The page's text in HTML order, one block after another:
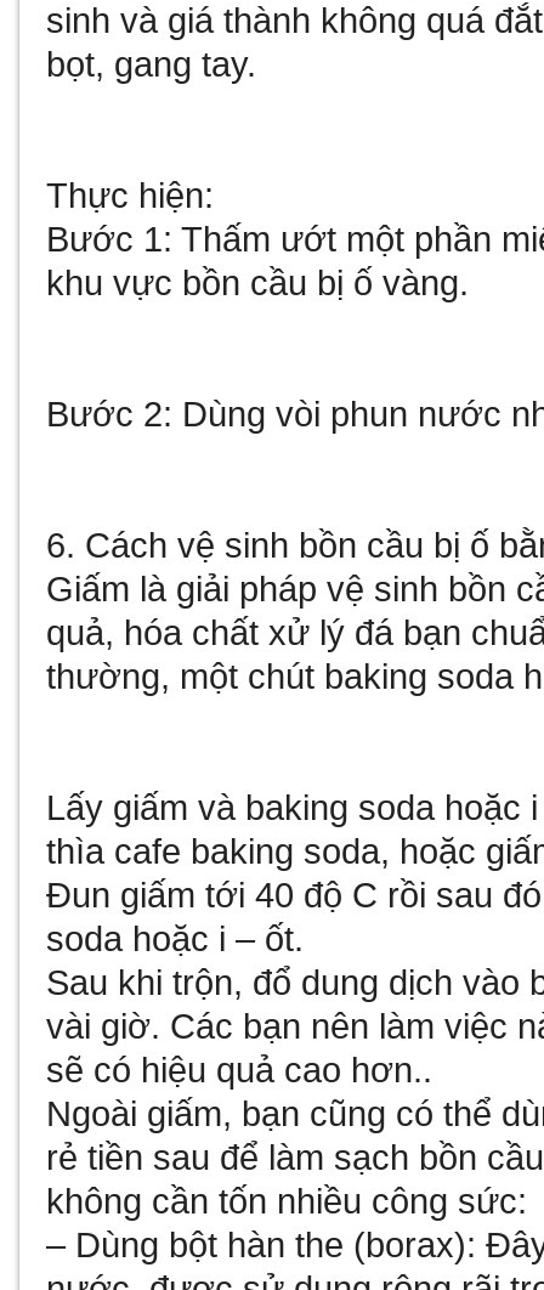
sinh và giá thành không quá
bọt, gang tay.
Thực hiện:
Bước 1: Thấm ướt một phần
khu vực bồn cầu bị ố vàng.
Bước 2: Dùng vòi phun nước
6. Cách vệ sinh bồn cầu bị ố
Giấm là giải pháp vệ sinh bồn
quả, hóa chất xử lý đá bạn
thường, một chút baking soda
Lấy giấm và baking soda hoặc
thìa cafe baking soda, hoặc
Đun giấm tới 40 độ C rồi sau
soda hoặc i – ốt.
Sau khi trộn, đổ dung dịch vào
vài giờ. Các bạn nên làm việc
sẽ có hiệu quả cao hơn..
Ngoài giấm, bạn cũng có thể
rẻ tiền sau để làm sạch bồn
không cần tốn nhiều công sức:
– Dùng bột hàn the (borax):